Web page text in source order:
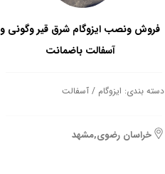
فروش ونصب ایزوگام شرق قیر وگونی و
آسفالت باضمانت
دسته بندی: ایزوگام / آسفالت
خراسان رضوی,مشهد